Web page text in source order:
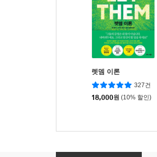
렛뎀 이론
327건
18,000원 (10% 할인)